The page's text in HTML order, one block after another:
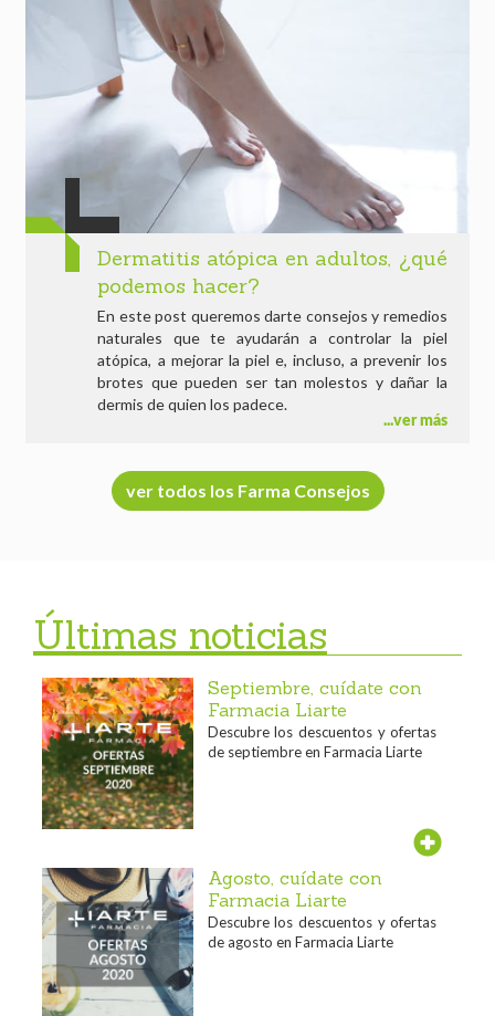
Dermatitis atópica en adultos, ¿qué
podemos hacer?
En este post queremos darte consejos y remedios
naturales que te ayudarán a controlar la piel
atópica, a mejorar la piel e, incluso, a prevenir los
brotes que pueden ser tan molestos y dañar la
dermis de quien los padece.
ver más
ver todos los Farma Consejos
Últimas noticias
Septiembre, cuídate con
Farmacia Liarte
Descubre los descuentos y ofertas
de septiembre en Farmacia Liarte
Agosto, cuídate con
Farmacia Liarte
Descubre los descuentos y ofertas
de agosto en Farmacia Liarte